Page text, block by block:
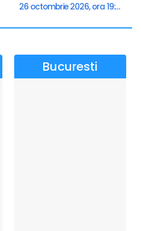
26 octombrie 2026, ora 19:00
Bucuresti